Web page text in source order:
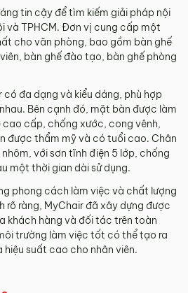
tin cậy để tìm kiếm giải pháp nội
và TPHCM. Đơn vị cung cấp một
cho văn phòng, bao gồm bàn ghế
bàn ghế đào tạo, bàn ghế phòng
có đa dạng và kiểu dáng, phù hợp
Bên cạnh đó, mặt bàn được làm
cao cấp, chống xước, cong vênh,
được thẩm mỹ và có tuổi cao. Chân
với sơn tĩnh điện 5 lớp, chống
một thời gian dài sử dụng.
phong cách làm việc và chất lượng
rõ ràng, MyChair đã xây dựng được
khách hàng và đối tác trên toàn
trường làm việc tốt có thể tạo ra
suất cao cho nhân viên.